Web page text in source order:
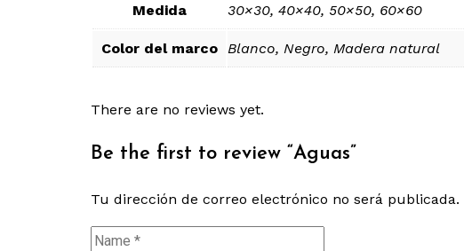
Medida 30×30, 40×40, 50×50, 60×60
Color del marco Blanco, Negro, Madera natural
There are no reviews yet.
Be the first to review “Aguas”
Tu dirección de correo electrónico no será publicada.